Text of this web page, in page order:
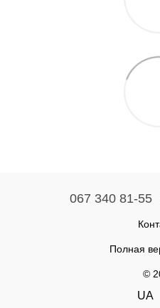
067 340 81-55
Полная
©
UA